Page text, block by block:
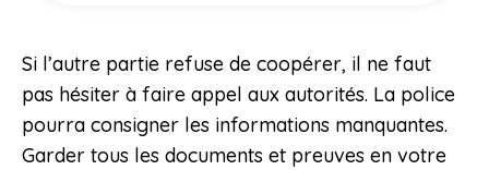
Si l’autre partie refuse de coopérer, il ne faut
pas hésiter à faire appel aux autorités. La police
pourra consigner les informations manquantes.
Garder tous les documents et preuves en votre